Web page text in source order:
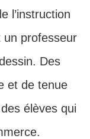
l’instruction
un professeur
Des
et de tenue
élèves qui